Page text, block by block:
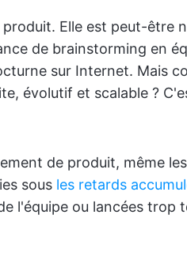
Elle est peut-être
de brainstorming en
sur Internet. Mais
évolutif et scalable ?
de produit, même
sous les retards
l'équipe ou lancées trop